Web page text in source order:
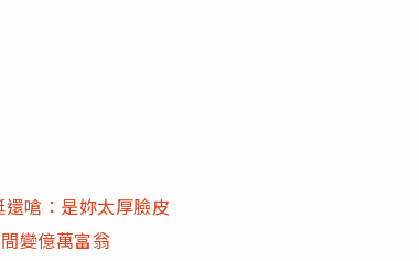
嗆：是妳太厚臉皮
變億萬富翁